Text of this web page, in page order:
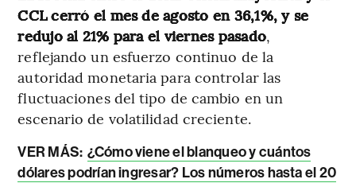
CCL cerró el mes de agosto en 36,1%, y se
redujo al 21% para el viernes pasado,
reflejando un esfuerzo continuo de la
autoridad monetaria para controlar las
fluctuaciones del tipo de cambio en un
escenario de volatilidad creciente.
VER MÁS: ¿Cómo viene el blanqueo y cuántos
dólares podrían ingresar? Los números hasta el 20